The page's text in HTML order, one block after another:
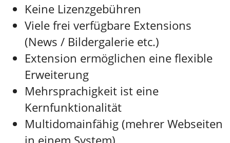
Keine Lizenzgebühren
Viele frei verfügbare Extensions
(News / Bildergalerie etc.)
Extension ermöglichen eine flexible
Erweiterung
Mehrsprachigkeit ist eine
Kernfunktionalität
Multidomainfähig (mehrer Webseiten
in einem System)